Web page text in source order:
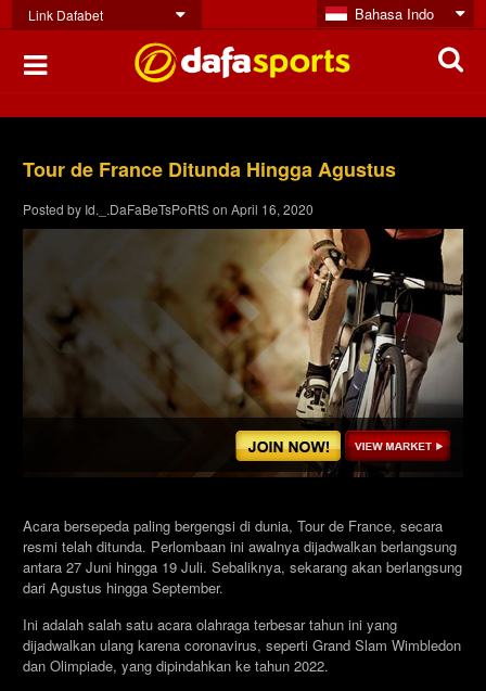
Link Dafabet Bahasa Indo
Tour de France Ditunda Hingga Agustus
Posted by Id._.DaFaBeTsPoRtSon April 16, 2020
Acara bersepeda paling bergengsi di dunia, Tour de France, secara
resmi telah ditunda. Perlombaan ini awalnya dijadwalkan berlangsung
antara 27 Juni hingga 19 Juli. Sebaliknya, sekarang akan berlangsung
dari Agustus hingga September.
Ini adalah salah satu acara olahraga terbesar tahun ini yang
dijadwalkan ulang karena coronavirus, seperti Grand Slam Wimbledon
dan Olimpiade, yang dipindahkan ke tahun 2022.